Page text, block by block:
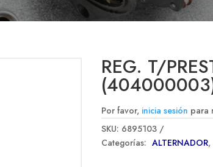
REG. T/
Por favor, inicia sesión para
SKU: 6895103
Categorías: ALTERNADOR,